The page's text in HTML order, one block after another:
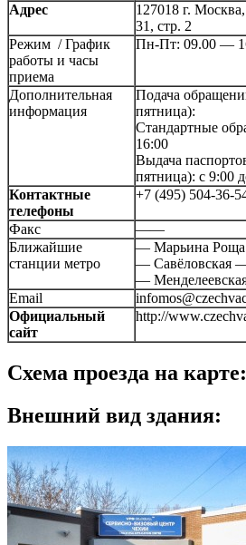
Адрес
127018 г.
31, стр. 2
Режим / График
работы и часы
приема
Пн-Пт: 09.00 —
Дополнительная
информация
Подача
пятница):
Стандартные
16:00
Выдача
пятница): с 9:00
Контактные
телефоны
+7 (495) 504-36-
Факс
——
Ближайшие
станции метро
— Марьина
— Савёловская
—
Email
Официальный
сайт
http://
Схема проезда на карте:
Внешний вид здания: